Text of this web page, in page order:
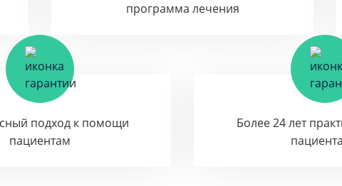
программа лечения
подход к помощи
пациентам
Более 24 лет